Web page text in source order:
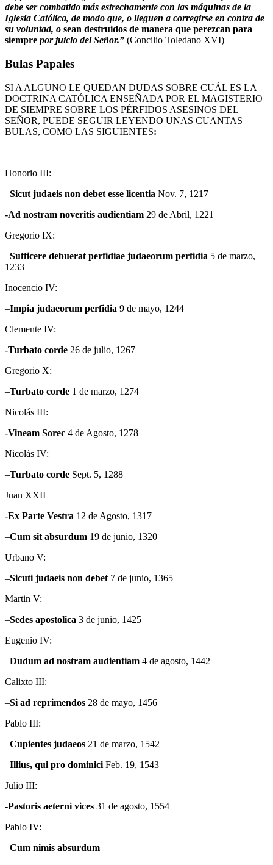
debe sercombatido más estrechamente con las máquinas de la
Iglesia Católica, de modo que, o lleguen a corregirse en contra de
su voluntad, o sean destruidos de manera que perezcan para
siempre por juicio del Señor.” (Concilio Toledano XVI)
Bulas Papales
SI A ALGUNO LE QUEDAN DUDAS SOBRE CUÁL ES LA
DOCTRINA CATÓLICA ENSEÑADA POR EL MAGISTERIO
DE SIEMPRE SOBRE LOS PÉRFIDOS ASESINOS DEL
SEÑOR, PUEDE SEGUIR LEYENDO UNAS CUANTAS
BULAS, COMO LAS SIGUIENTES:
Honorio III:
–Sicut judaeis non debet esse licentia Nov. 7, 1217
-Ad nostram noveritis audientiam 29 de Abril, 1221
Gregorio IX:
–Sufficere debuerat perfidiae judaeorum perfidia 5 de marzo,
1233
Inocencio IV:
–Impia judaeorum perfidia 9 de mayo, 1244
Clemente IV:
-Turbato corde 26 de julio, 1267
Gregorio X:
–Turbato corde 1 de marzo, 1274
Nicolás III:
-Vineam Sorec 4 de Agosto, 1278
Nicolás IV:
–Turbato corde Sept. 5, 1288
Juan XXII
-Ex Parte Vestra 12 de Agosto, 1317
–Cum sit absurdum 19 de junio, 1320
Urbano V:
–Sicuti judaeis non debet 7 de junio, 1365
Martin V:
–Sedes apostolica 3 de junio, 1425
Eugenio IV:
–Dudum ad nostram audientiam 4 de agosto, 1442
Calixto III:
–Si ad reprimendos 28 de mayo, 1456
Pablo III:
–Cupientes judaeos 21 de marzo, 1542
–Illius, qui pro dominici Feb. 19, 1543
Julio III:
-Pastoris aeterni vices 31 de agosto, 1554
Pablo IV:
–Cum nimis absurdum